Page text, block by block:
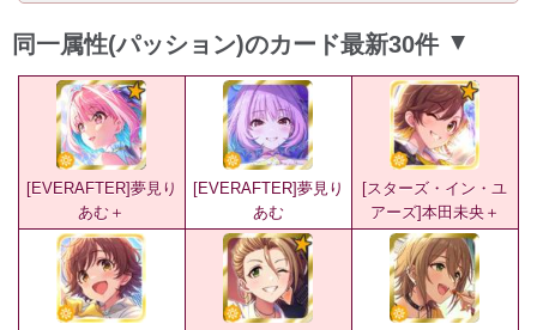
同一属性(パッション)のカード最新30件 ▲
[EVERAFTER]夢見り
あむ＋
[EVERAFTER]夢見り
あむ
[スターズ・イン・ユ
アーズ]本田未央＋